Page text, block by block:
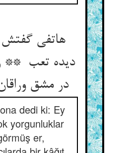
هاتفی
دیده تعب **
در مشق وراقان طلب
dedi ki: Ey
yorgunluklar
er,